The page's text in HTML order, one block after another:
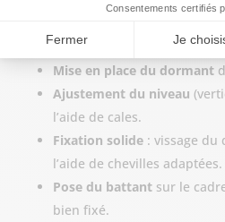
La pose proprement dite se
Mise en place du dormant
Ajustement du niveau
l’aide de cales.
Fixation solide: vissage du
l’aide de chevilles adaptées.
Pose du battantsur le
bien fixé.